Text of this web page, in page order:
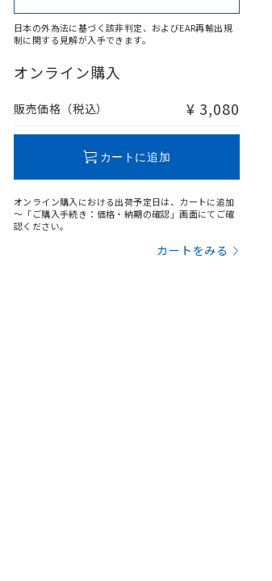
日本の外為法に基づく該非判定、およびEAR再輸出規
制に関する見解が入手できます。
オンライン購入
販売価格（税込） ¥ 3,080
カートに追加
オンライン購入における出荷予定日は、カートに追加
～「ご購入手続き：価格・納期の確認」画面にてご確
認ください。
カートをみる